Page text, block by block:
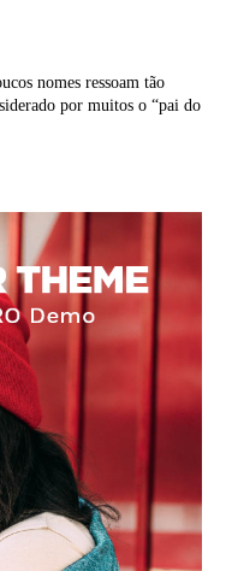
nomes ressoam tão
por muitos o “pai do